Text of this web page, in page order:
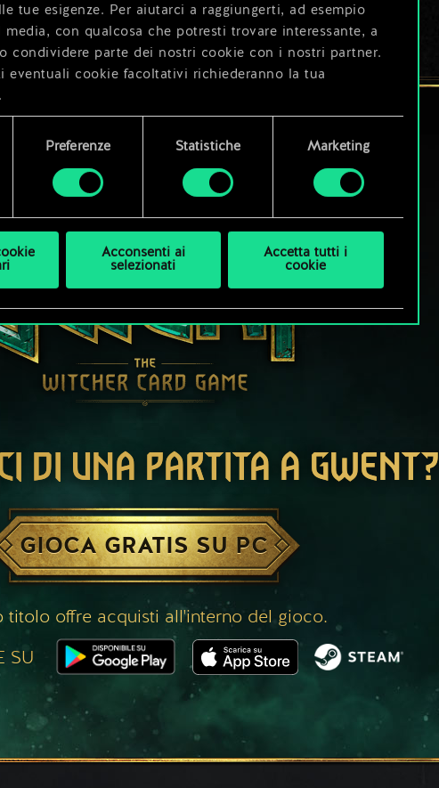
tue esigenze. Per aiutarci a raggiungerti, ad esempio
con qualcosa che potresti trovare interessante, a
condividere parte dei nostri cookie con i nostri partner.
eventuali cookie facoltativi richiederanno la tua
come utilizziamo i cookie e su come impostare le tue
Preferenze Statistiche Marketing
Acconsenti ai
selezionati
Accetta tutti i
cookie
DI UNA PARTITA A GWENT?
GIOCA GRATIS SU PC
titolo offre acquisti all'interno del gioco.
SU